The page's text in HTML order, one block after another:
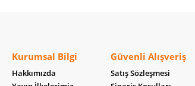
Kurumsal Bilgi
Hakkımızda
Güvenli Alışveriş
Satış Sözleşmesi